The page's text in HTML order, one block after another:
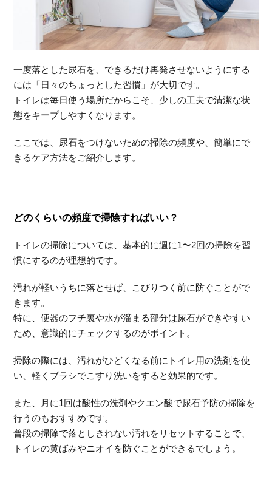
一度落とした尿石を、できるだけ再発させないようにする
には「日々のちょっとした習慣」が大切です。
トイレは毎日使う場所だからこそ、少しの工夫で清潔な状
態をキープしやすくなります。
ここでは、尿石をつけないための掃除の頻度や、簡単にで
きるケア方法をご紹介します。
どのくらいの頻度で掃除すればいい？
トイレの掃除については、基本的に週に1〜2回の掃除を習
慣にするのが理想的です。
汚れが軽いうちに落とせば、こびりつく前に防ぐことがで
きます。
特に、便器のフチ裏や水が溜まる部分は尿石ができやすい
ため、意識的にチェックするのがポイント。
掃除の際には、汚れがひどくなる前にトイレ用の洗剤を使
い、軽くブラシでこすり洗いをすると効果的です。
また、月に1回は酸性の洗剤やクエン酸で尿石予防の掃除を
行うのもおすすめです。
普段の掃除で落としきれない汚れをリセットすることで、
トイレの黄ばみやニオイを防ぐことができるでしょう。